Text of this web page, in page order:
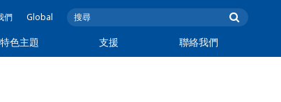
們 Global
特色主題 支援 聯絡我們